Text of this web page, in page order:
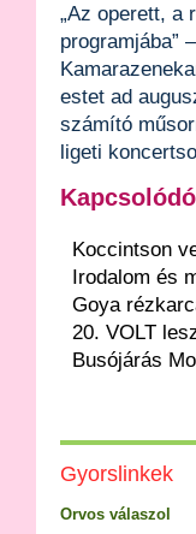
„Az operett, a
programjába”
estet ad
számító
ligeti
Koccintson
Irodalom és
Goya
20. VOLT
Busójárás
Gyorslinkek
Orvos válaszol